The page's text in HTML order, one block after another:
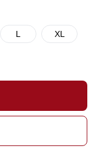
L XL